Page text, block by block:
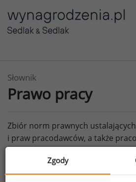
Słownik
Prawo pracy
Zbiór norm prawnych
i praw pracodawców, a także
wynikających ze stosunku pracy.
Patrz też:Prawo do
Zgody